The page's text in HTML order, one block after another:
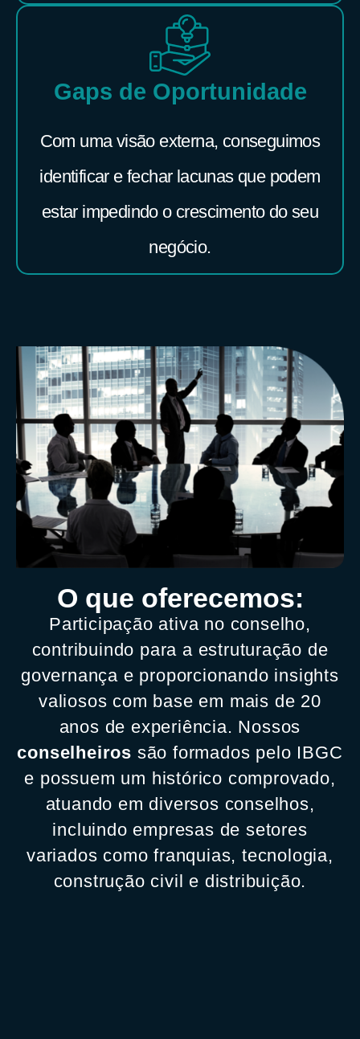
Gaps de Oportunidade
Com uma visão externa, conseguimos
identificar e fechar lacunas que podem
estar impedindo o crescimento do seu
negócio.
O que oferecemos:
Participação ativa no conselho,
contribuindo para a estruturação de
governança e proporcionando insights
valiosos com base em mais de 20
anos de experiência. Nossos
conselheiros são formados pelo IBGC
e possuem um histórico comprovado,
atuando em diversos conselhos,
incluindo empresas de setores
variados como franquias, tecnologia,
construção civil e distribuição.